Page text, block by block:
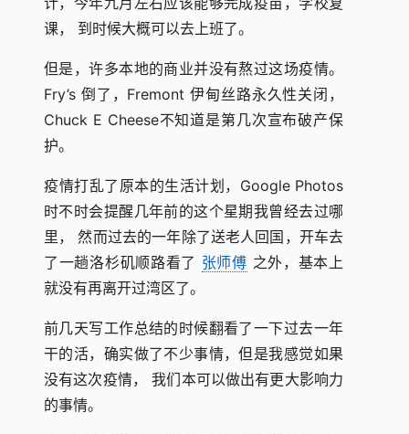
课， 到时候大概可以去上班了。
但是，许多本地的商业并没有熬过这场疫情。
Fry’s 倒了，Fremont 伊甸丝路永久性关闭，
Chuck E Cheese不知道是第几次宣布破产保
护。
疫情打乱了原本的生活计划，Google Photos
时不时会提醒几年前的这个星期我曾经去过哪
里， 然而过去的一年除了送老人回国，开车去
了一趟洛杉矶顺路看了 张师傅 之外，基本上
就没有再离开过湾区了。
前几天写工作总结的时候翻看了一下过去一年
干的活，确实做了不少事情，但是我感觉如果
没有这次疫情， 我们本可以做出有更大影响力
的事情。